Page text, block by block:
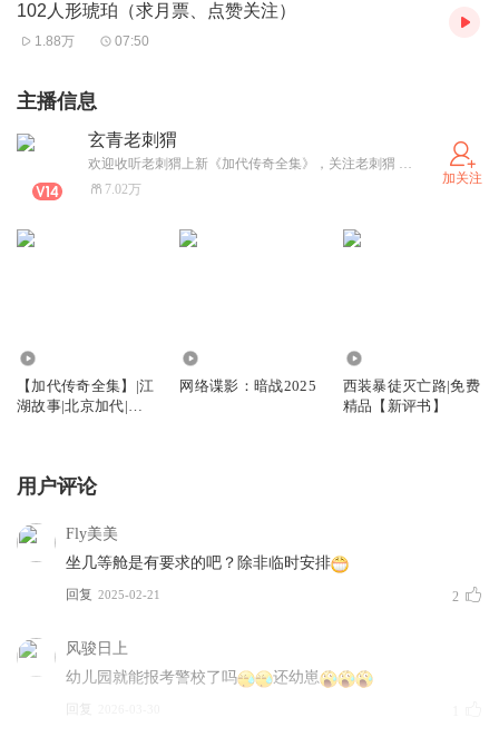
102人形琥珀（求月票、点赞关注）
1.88万 07:50
主播信息
玄青老刺猬
欢迎收听老刺猬上新《加代传奇全集》，关注老刺猬 还你一个江湖梦！欢迎进入粉丝刺客团:xuanqinglaociwei
7.02万
加关注
【加代传奇全集】|江
湖故事|北京加代|传
网络谍影：暗战2025
西装暴徒灭亡路|免费
精品【新评书】
用户评论
Fly美美
坐几等舱是有要求的吧？除非临时安排
回复 2025-02-21 2
风骏日上
幼儿园就能报考警校了吗
还幼崽
回复